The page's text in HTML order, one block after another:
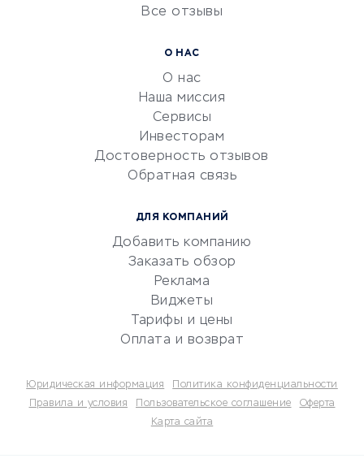
УСЛУГИ ДЛЯ БИЗНЕСА
документооборот
Юридические компании
Бухгалтерия онлайн
Потребительские кредиты
Все отзывы
О НАС
О нас
Наша миссия
Сервисы
Инвесторам
Достоверность отзывов
Обратная связь
ДЛЯ КОМПАНИЙ
Добавить компанию
Заказать обзор
Реклама
Виджеты
Тарифы и цены
Оплата и возврат
Юридическая информация
Политика конфиденциальности
Правила и условия
Пользовательское соглашение
Оферта
Карта сайта